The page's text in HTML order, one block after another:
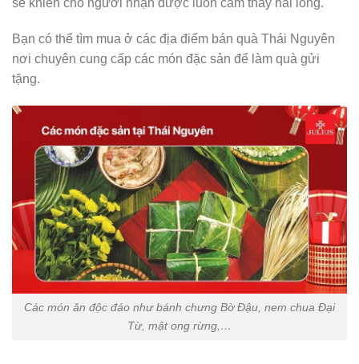
Bạn có thể tìm mua ở các địa điểm bán quà Thái Nguyên
nơi chuyên cung cấp các món đặc sản để làm quà gửi
tặng.
Các món ăn độc đáo như bánh chưng Bờ Đậu, nem chua Đại
Từ, mật ong rừng,…